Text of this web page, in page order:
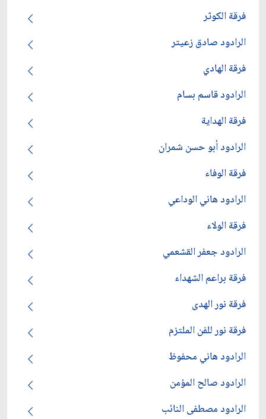
فرقة الكوثر
الرادود صادق زعيتر
فرقة الهادي
الرادود قاسم بسام
فرقة الهداية
الرادود أبو حسن شمران
فرقة الوفاء
الرادود هاني الوداعي
فرقة الولاء
الرادود جعفر القشعمي
فرقة براعم الشهداء
فرقة نور الهدى
فرقة نور للفن الملتزم
الرادود هاني محفوظ
الرادود صالح المؤمن
الرادود مصطفى النائب